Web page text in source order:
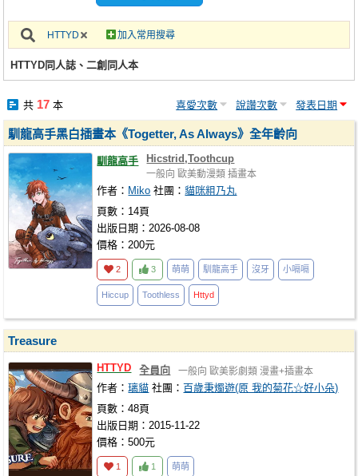
會員中心
註冊會員
HTTYD 加入常用搜尋
HTTYD同人誌、二創同人本
共 17本 喜愛次數 說讚次數 發表日期
馴龍高手黑白插畫本《Togetter, As Always》全年齡向
馴龍高手 Hicstrid,Toothcup
一般向 歐美動漫類 插畫本
作者： Miko 社團：貓咪粗乃丸
頁數：14頁
出版日期：2026-08-08
價格：200元
2 3 萌萌 馴龍高手 沒牙 小嗝嗝
Hiccup Toothless Httyd
Treasure
HTTYD 全員向 一般向 歐美影劇類 漫畫+插畫本
作者：璃貓 社團：百歲秉燭遊(原 我的菊花☆好小朵)
頁數：48頁
出版日期：2015-11-22
價格：500元
1 1 萌萌